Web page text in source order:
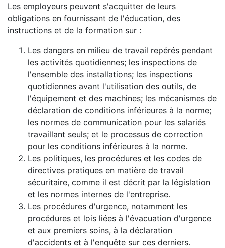
Les employeurs peuvent s'acquitter de leurs
obligations en fournissant de l'éducation, des
instructions et de la formation sur :
Les dangers en milieu de travail repérés pendant
les activités quotidiennes; les inspections de
l'ensemble des installations; les inspections
quotidiennes avant l'utilisation des outils, de
l'équipement et des machines; les mécanismes de
déclaration de conditions inférieures à la norme;
les normes de communication pour les salariés
travaillant seuls; et le processus de correction
pour les conditions inférieures à la norme.
Les politiques, les procédures et les codes de
directives pratiques en matière de travail
sécuritaire, comme il est décrit par la législation
et les normes internes de l'entreprise.
Les procédures d'urgence, notamment les
procédures et lois liées à l'évacuation d'urgence
et aux premiers soins, à la déclaration
d'accidents et à l'enquête sur ces derniers.